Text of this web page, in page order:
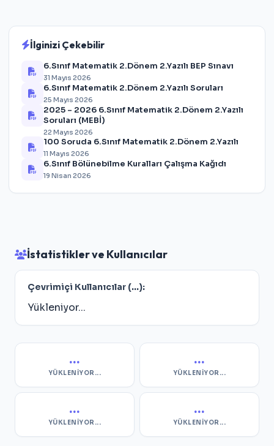
İlginizi Çekebilir
6.Sınıf Matematik 2.Dönem 2.Yazılı BEP Sınavı
31 Mayıs 2026
6.Sınıf Matematik 2.Dönem 2.Yazılı Soruları
25 Mayıs 2026
2025 – 2026 6.Sınıf Matematik 2.Dönem 2.Yazılı
Soruları (MEBİ)
22 Mayıs 2026
100 Soruda 6.Sınıf Matematik 2.Dönem 2.Yazılı
11 Mayıs 2026
6.Sınıf Bölünebilme Kuralları Çalışma Kağıdı
19 Nisan 2026
İstatistikler ve Kullanıcılar
Çevrimiçi Kullanıcılar (...):
Yükleniyor...
...
YÜKLENIYOR...
...
YÜKLENIYOR...
...
YÜKLENIYOR...
...
YÜKLENIYOR...